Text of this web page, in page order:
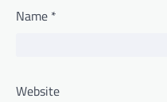
Name *
Website